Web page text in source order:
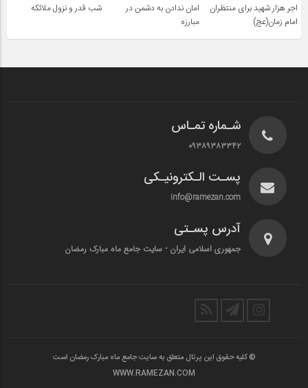
اجر هزار شهید برای منتظران
امام زمان(عج)
امان ندادن به دشمن در
مبارزه
شب قدر و نزول ملائکه
شـماره تمـاس
۰۹۳۸۹۳۸۳۳۴۲
پسـت الـکترونیـکی
info@ramezan.com
آدرس پسـتی
جمهوری اسلامی ایران - سایت جامع ماه مبارک رمضان
© کلیه حقوق این پرتال متعلق به سایت جامع ماه مبارک رمضان است
WWW.RAMEZAN.COM